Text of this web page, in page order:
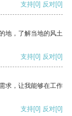
支持[0] 反对[0]
地，了解当地的风土
支持[0] 反对[0]
求，让我能够在工作
支持[0] 反对[0]